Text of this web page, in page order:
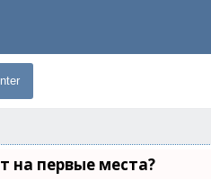
на первые места?